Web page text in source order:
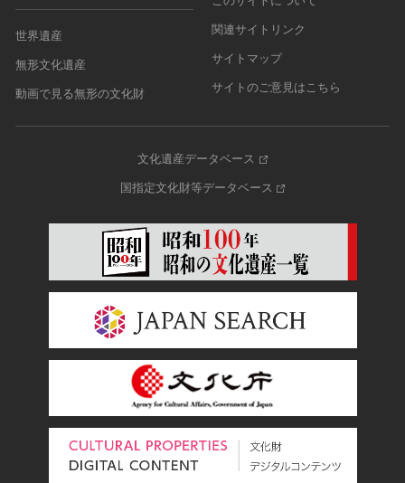
世界遺産
無形文化遺産
動画で見る無形の文化財
関連サイトリンク
サイトマップ
サイトのご意見はこちら
文化遺産データベース
国指定文化財等データベース